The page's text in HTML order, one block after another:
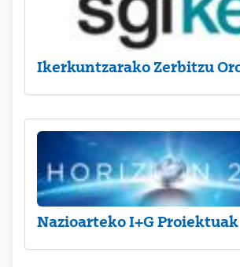
Ikerkuntzarako Zerbitzu
Nazioarteko I+G Proiektuak